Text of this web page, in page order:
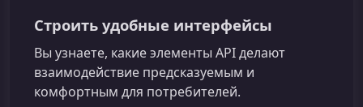
Строить удобные интерфейсы
Вы узнаете, какие элементы API делают
взаимодействие предсказуемым и
комфортным для потребителей.